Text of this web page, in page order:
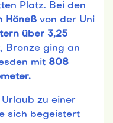
Platz. Bei den
Höneß von der Uni
über 3,25
Bronze ging an
mit 808
zu einer
sich begeistert